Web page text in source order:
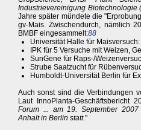
Industrievereinigung Biotechnologie
Jahre später mündete die
gv-Mais. Zwischendurch, nämlich
BMBF eingesammelt:88
Universität Halle für
IPK für 5 Versuche mit Weizen,
SunGene für Raps-/
Strube Saatzucht für
Humboldt-Universität Berlin für
Auch sonst sind die Verbindungen
Laut InnoPlanta-Geschäftsbericht
Forum ... am 19. September
Anhalt in Berlin statt."